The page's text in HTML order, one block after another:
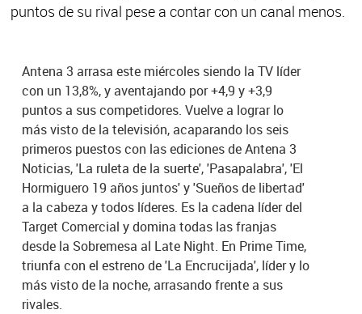
puntos de su rival pese a contar con un canal menos.
Antena 3 arrasa este miércoles siendo la TV líder
con un 13,8%, y aventajando por +4,9 y +3,9
puntos a sus competidores. Vuelve a lograr lo
más visto de la televisión, acaparando los seis
primeros puestos con las ediciones de Antena 3
Noticias, 'La ruleta de la suerte', 'Pasapalabra', 'El
Hormiguero 19 años juntos' y 'Sueños de libertad'
a la cabeza y todos líderes. Es la cadena líder del
Target Comercial y domina todas las franjas
desde la Sobremesa al Late Night. En Prime Time,
triunfa con el estreno de 'La Encrucijada', líder y lo
más visto de la noche, arrasando frente a sus
rivales.